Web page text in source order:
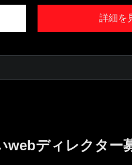
詳細を
ディレクター